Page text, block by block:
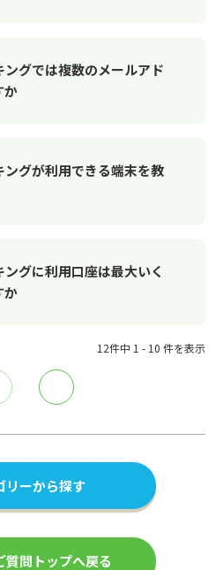
グでは複数のメールアド
か
グが利用できる端末を教
グに利用口座は最大いく
か
12件中 1 - 10 件を表示
リーから探す
質問トップへ戻る